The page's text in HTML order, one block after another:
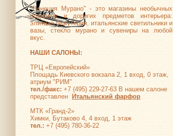
"Венеция Мурано" - это магазины необычных
подарков и дорогих предметов интерьера:
элитная бижутерия, итальянские светильники и
вазы, стекло мурано и сувениры на любой
вкус.
НАШИ САЛОНЫ:
ТРЦ «Европейский»
Площадь Киевского вокзала 2, 1 вход, 0 этаж,
атриум "РИМ"
тел./факс: +7 (495) 229-27-63 В нашем салоне
представлен
Итальянский фарфор
МТК «Гранд-2»
Химки, Бутаково 4, 4 вход, 1 этаж
тел.: +7 (495) 780-36-22